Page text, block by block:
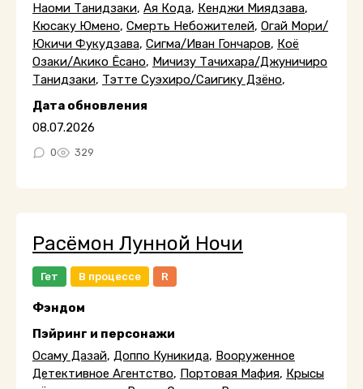
Наоми Танидзаки, Ая Кода, Кенджи Миядзава,
Кюсаку Юмено, Смерть Небожителей, Огай Мори/
Юкичи Фукудзава, Сигма/Иван Гончаров, Коё
Озаки/Акико Ёсано, Мичизу Тачихара/Джуничиро
Танидзаки, Тэтте Суэхиро/Саигику Дзёно,
Дата обновления
08.07.2026
0 329
Расёмон Лунной Ночи
Гет В процессе R
Фэндом
Пэйринг и персонажи
Осаму Дазай, Доппо Куникида, Вооруженное
Детективное Агентство, Портовая Мафия, Крысы